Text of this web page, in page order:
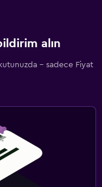
alın
- sadece Fiyat